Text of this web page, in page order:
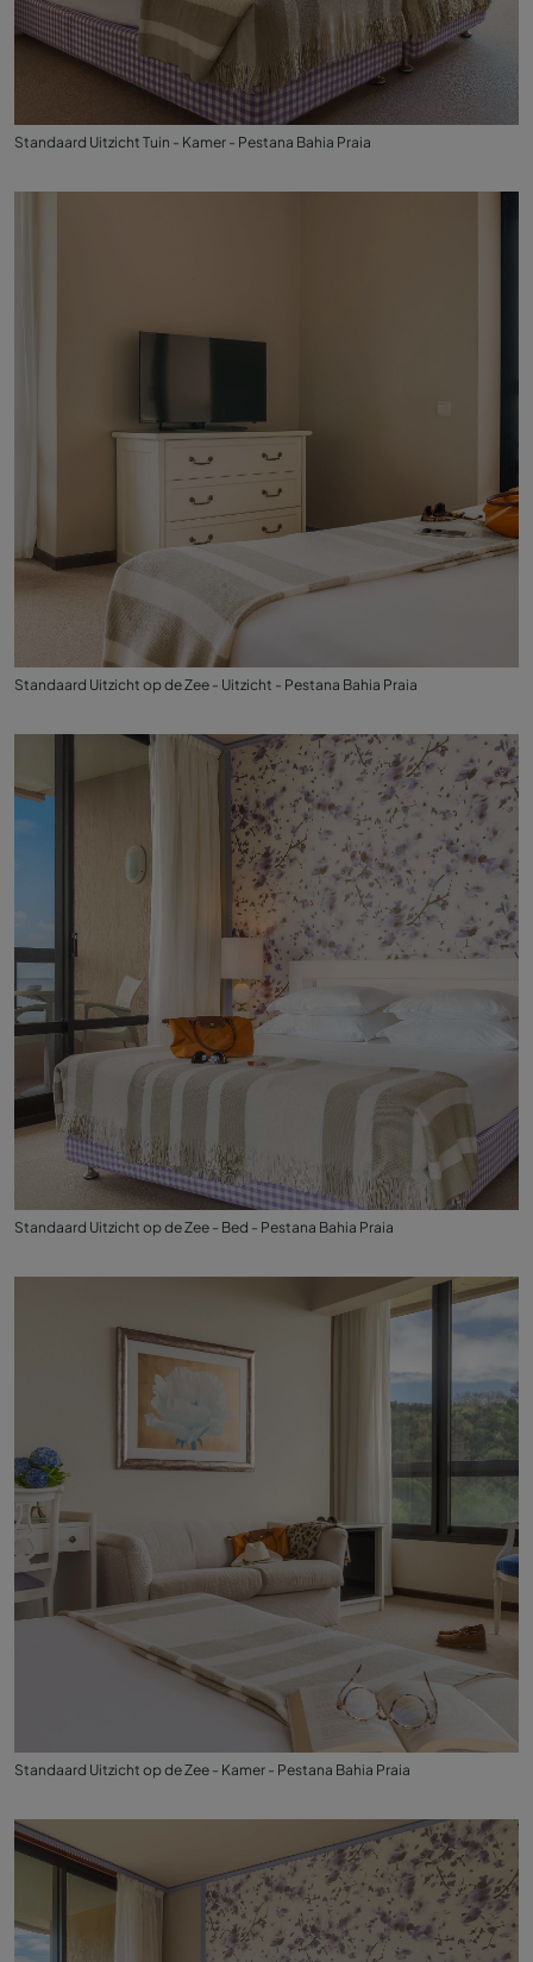
Standaard Uitzicht Tuin - Kamer - Pestana Bahia Praia
Standaard Uitzicht op de Zee - Uitzicht - Pestana Bahia Praia
Standaard Uitzicht op de Zee - Bed - Pestana Bahia Praia
Standaard Uitzicht op de Zee - Kamer - Pestana Bahia Praia